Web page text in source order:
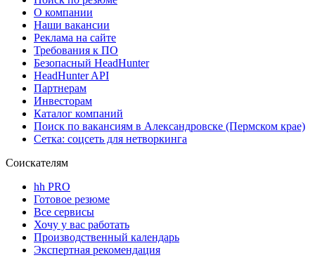
О компании
Наши вакансии
Реклама на сайте
Требования к ПО
Безопасный HeadHunter
HeadHunter API
Партнерам
Инвесторам
Каталог компаний
Поиск по вакансиям в Александровске (Пермском крае)
Сетка: соцсеть для нетворкинга
Соискателям
hh PRO
Готовое резюме
Все сервисы
Хочу у вас работать
Производственный календарь
Экспертная рекомендация